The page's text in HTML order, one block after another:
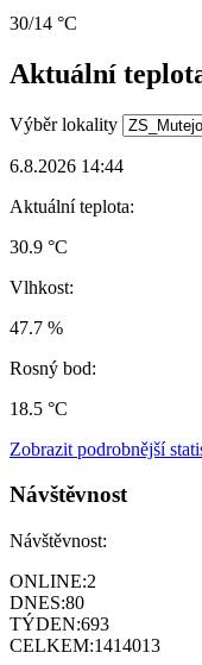
30/14 °C
Aktuální
Výběr lokality
6.8.2026 14:44
Aktuální teplota:
30.9 °C
Vlhkost:
47.7 %
Rosný bod:
18.5 °C
Zobrazit podrobnější
Návštěvnost
Návštěvnost:
ONLINE:2
DNES:80
TÝDEN:693
CELKEM:1414013